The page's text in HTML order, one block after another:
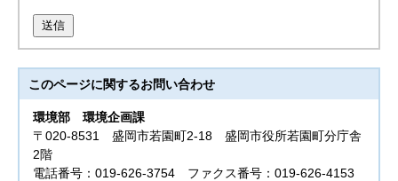
送信
このページに関するお問い合わせ
環境部環境企画課
〒020-8531 盛岡市若園町2-18 盛岡市役所若園町分庁舎
2階
電話番号：019-626-3754 ファクス番号：019-626-4153